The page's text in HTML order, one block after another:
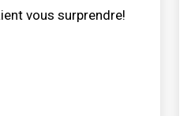
vous surprendre!